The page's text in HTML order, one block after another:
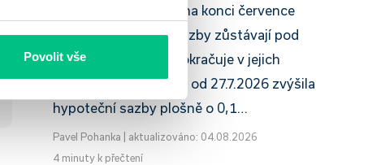
Povolit vše
Český hypoteční trh na konci července
2026 potvrzuje, že sazby zůstávají pod
tlakem a část bank pokračuje v jejich
růstu. UniCredit Bank od 27.7.2026 zvýšila
hypoteční sazby plošně o 0,1…
Pavel Pohanka
aktualizováno: 04.08.2026
4 minuty k přečtení